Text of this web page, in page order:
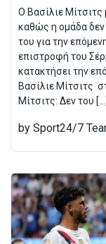
O Βασίλιε
καθώς η ομάδα δεν
του για την
επιστροφή του
κατακτήσει την
Βασίλιε Μίτσιτς
Μίτσιτς: Δεν του […]
by Sport24/7